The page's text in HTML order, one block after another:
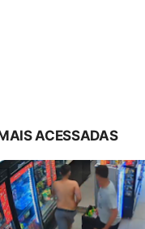
ACESSADAS